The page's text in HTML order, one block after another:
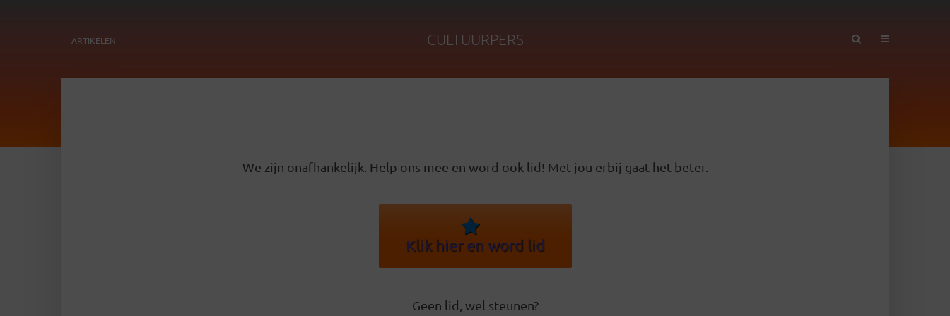
ARTIKELEN CULTUURPERS
We zijn onafhankelijk. Help ons mee en word ook lid! Met jou erbij gaat het beter.
Klik hier en word lid
Geen lid, wel steunen?